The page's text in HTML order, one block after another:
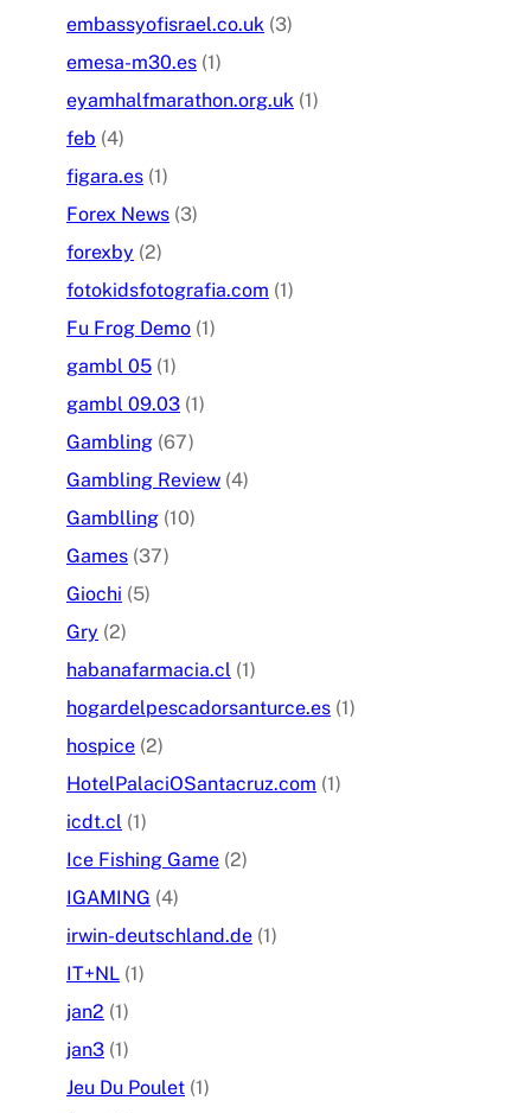
embassyofisrael.co.uk (3)
emesa-m30.es (1)
eyamhalfmarathon.org.uk (1)
feb (4)
figara.es (1)
Forex News (3)
forexby (2)
fotokidsfotografia.com (1)
Fu Frog Demo (1)
gambl 05 (1)
gambl 09.03 (1)
Gambling (67)
Gambling Review (4)
Gamblling (10)
Games (37)
Giochi (5)
Gry (2)
habanafarmacia.cl (1)
hogardelpescadorsanturce.es (1)
hospice (2)
HotelPalaciOSantacruz.com (1)
icdt.cl (1)
Ice Fishing Game (2)
IGAMING (4)
irwin-deutschland.de (1)
IT+NL (1)
jan2 (1)
jan3 (1)
Jeu Du Poulet (1)